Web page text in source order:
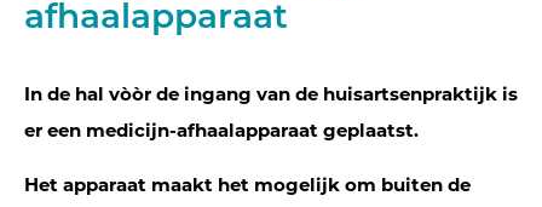
afhaalapparaat
In de hal vòòr de ingang van de huisartsenpraktijk is
er een medicijn-afhaalapparaat geplaatst.
Het apparaat maakt het mogelijk om buiten de